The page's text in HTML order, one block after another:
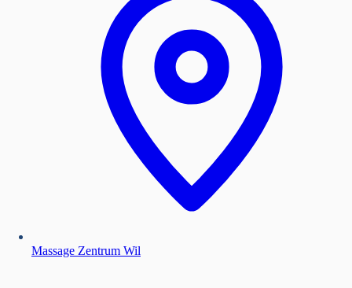
Massage Zentrum Wil